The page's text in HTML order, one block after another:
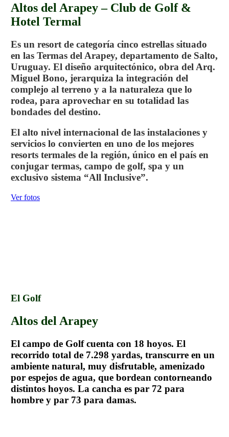
Altos del Arapey – Club de Golf &
Hotel Termal
Es un resort de categoría cinco estrellas situado
en las Termas del Arapey, departamento de Salto,
Uruguay. El diseño arquitectónico, obra del Arq.
Miguel Bono, jerarquiza la integración del
complejo al terreno y a la naturaleza que lo
rodea, para aprovechar en su totalidad las
bondades del destino.
El alto nivel internacional de las instalaciones y
servicios lo convierten en uno de los mejores
resorts termales de la región, único en el país en
conjugar termas, campo de golf, spa y un
exclusivo sistema “All Inclusive”.
Ver fotos
El Golf
Altos del Arapey
El campo de Golf cuenta con 18 hoyos. El
recorrido total de 7.298 yardas, transcurre en un
ambiente natural, muy disfrutable, amenizado
por espejos de agua, que bordean contorneando
distintos hoyos. La cancha es par 72 para
hombre y par 73 para damas.